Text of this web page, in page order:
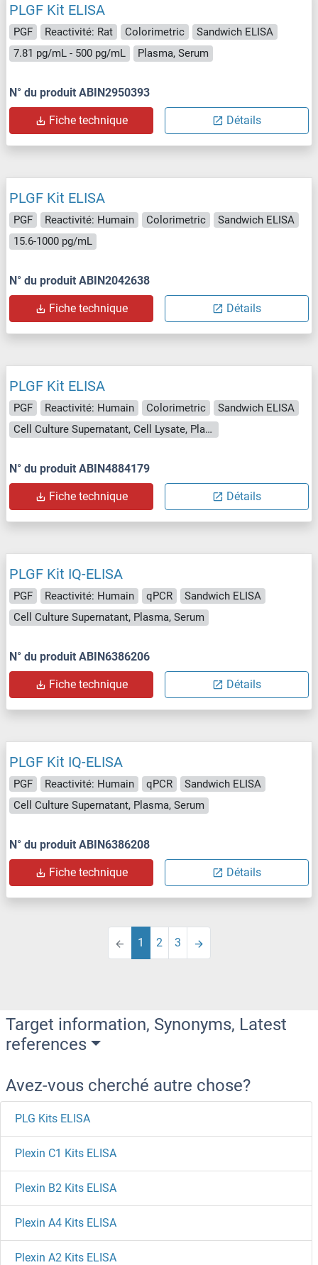
PLGF Kit ELISA
PGF Reactivité: Rat Colorimetric
Sandwich ELISA
7.81 pg/mL - 500 pg/mL
Plasma, Serum
N° du produit ABIN2950393
Fiche technique Détails
PLGF Kit ELISA
PGF Reactivité: Humain Colorimetric
Sandwich ELISA
15.6-1000 pg/mL
N° du produit ABIN2042638
Fiche technique Détails
PLGF Kit ELISA
PGF Reactivité: Humain Colorimetric
Sandwich ELISA
Cell Culture Supernatant, Cell Lysate, Plasma, Serum, Tissue Lysate
N° du produit ABIN4884179
Fiche technique Détails
PLGF Kit IQ-ELISA
PGF Reactivité: Humain qPCR
Sandwich ELISA
Cell Culture Supernatant, Plasma, Serum
N° du produit ABIN6386206
Fiche technique Détails
PLGF Kit IQ-ELISA
PGF Reactivité: Humain qPCR
Sandwich ELISA
Cell Culture Supernatant, Plasma, Serum
N° du produit ABIN6386208
Fiche technique Détails
1 2 3
Target information, Synonyms, Latest
references
Avez-vous cherché autre chose?
PLG Kits ELISA
Plexin C1 Kits ELISA
Plexin B2 Kits ELISA
Plexin A4 Kits ELISA
Plexin A2 Kits ELISA